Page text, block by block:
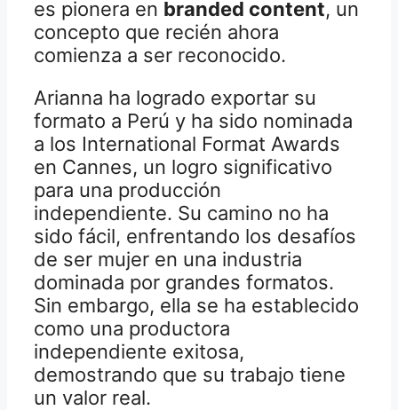
es pionera en branded content, un
concepto que recién ahora
comienza a ser reconocido.
Arianna ha logrado exportar su
formato a Perú y ha sido nominada
a los International Format Awards
en Cannes, un logro significativo
para una producción
independiente. Su camino no ha
sido fácil, enfrentando los desafíos
de ser mujer en una industria
dominada por grandes formatos.
Sin embargo, ella se ha establecido
como una productora
independiente exitosa,
demostrando que su trabajo tiene
un valor real.